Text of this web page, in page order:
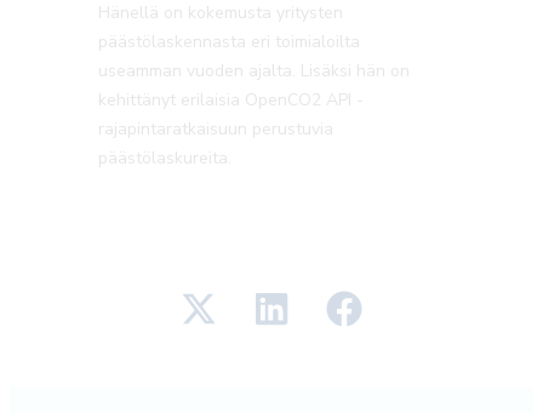
Hänellä on kokemusta yritysten
päästölaskennasta eri toimialoilta
useamman vuoden ajalta. Lisäksi hän on
kehittänyt erilaisia OpenCO2 API -
rajapintaratkaisuun perustuvia
päästölaskureita.